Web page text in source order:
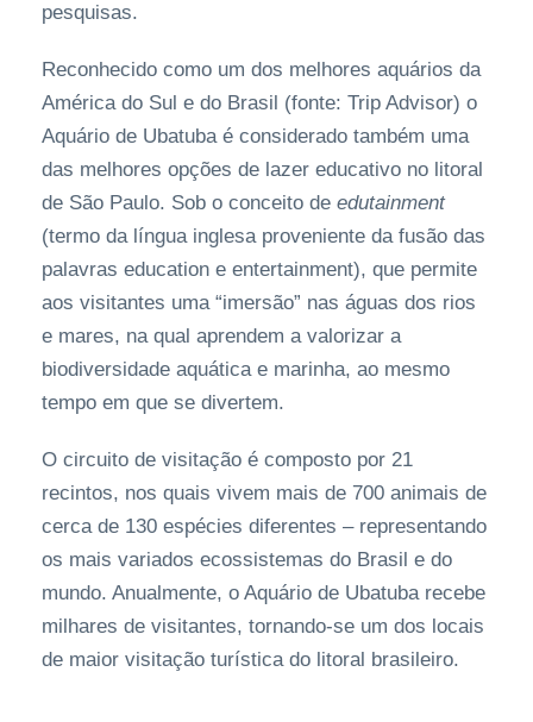
pesquisas.
Reconhecido como um dos melhores aquários da
América do Sul e do Brasil (fonte: Trip Advisor) o
Aquário de Ubatuba é considerado também uma
das melhores opções de lazer educativo no litoral
de São Paulo. Sob o conceito de edutainment
(termo da língua inglesa proveniente da fusão das
palavras education e entertainment), que permite
aos visitantes uma “imersão” nas águas dos rios
e mares, na qual aprendem a valorizar a
biodiversidade aquática e marinha, ao mesmo
tempo em que se divertem.
O circuito de visitação é composto por 21
recintos, nos quais vivem mais de 700 animais de
cerca de 130 espécies diferentes – representando
os mais variados ecossistemas do Brasil e do
mundo. Anualmente, o Aquário de Ubatuba recebe
milhares de visitantes, tornando-se um dos locais
de maior visitação turística do litoral brasileiro.